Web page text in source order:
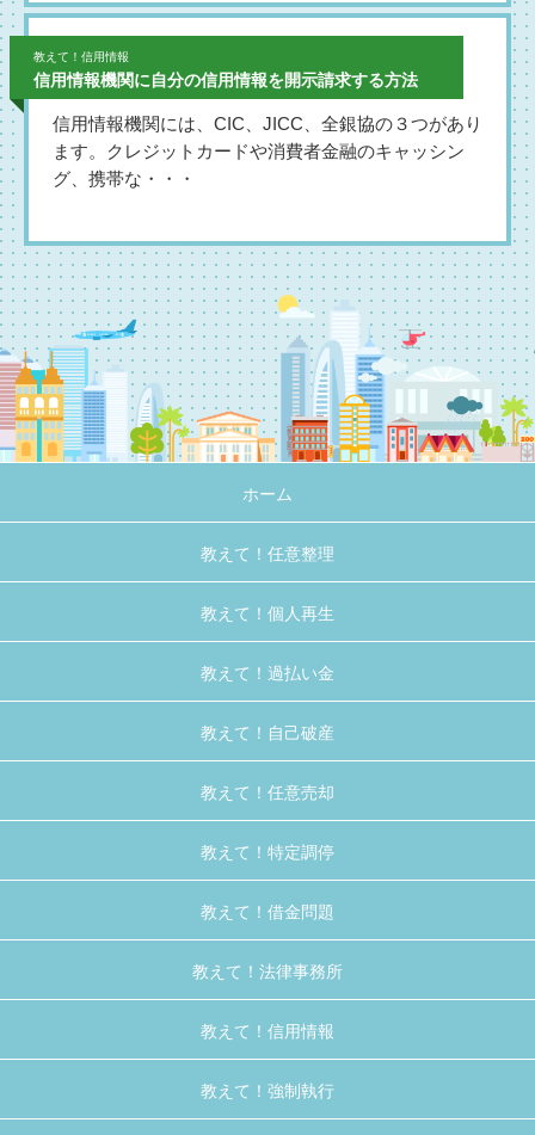
教えて！信用情報
信用情報機関に自分の信用情報を開示請求する方法
信用情報機関には、CIC、JICC、全銀協の３つがあり
ます。クレジットカードや消費者金融のキャッシン
グ、携帯な・・・
ホーム
教えて！任意整理
教えて！個人再生
教えて！過払い金
教えて！自己破産
教えて！任意売却
教えて！特定調停
教えて！借金問題
教えて！法律事務所
教えて！信用情報
教えて！強制執行